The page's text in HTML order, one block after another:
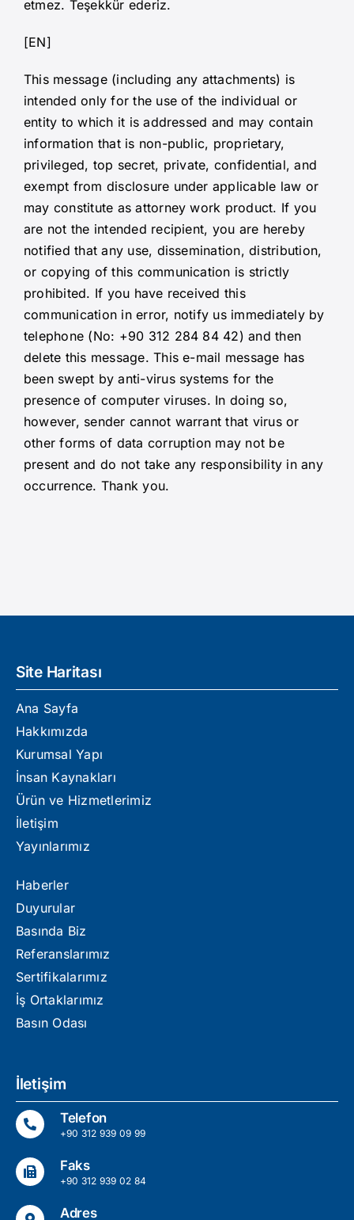
etmez. Teşekkür ederiz.
[EN]
This message (including any attachments) is
intended only for the use of the individual or
entity to which it is addressed and may contain
information that is non-public, proprietary,
privileged, top secret, private, confidential, and
exempt from disclosure under applicable law or
may constitute as attorney work product. If you
are not the intended recipient, you are hereby
notified that any use, dissemination, distribution,
or copying of this communication is strictly
prohibited. If you have received this
communication in error, notify us immediately by
telephone (No: +90 312 284 84 42) and then
delete this message. This e-mail message has
been swept by anti-virus systems for the
presence of computer viruses. In doing so,
however, sender cannot warrant that virus or
other forms of data corruption may not be
present and do not take any responsibility in any
occurrence. Thank you.
Site Haritası
Ana Sayfa
Hakkımızda
Kurumsal Yapı
İnsan Kaynakları
Ürün ve Hizmetlerimiz
İletişim
Yayınlarımız
Haberler
Duyurular
Basında Biz
Referanslarımız
Sertifikalarımız
İş Ortaklarımız
Basın Odası
İletişim
Telefon
+90 312 939 09 99
Faks
+90 312 939 02 84
Adres